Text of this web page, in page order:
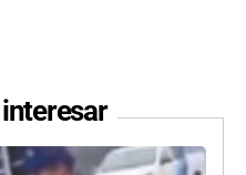
interesar